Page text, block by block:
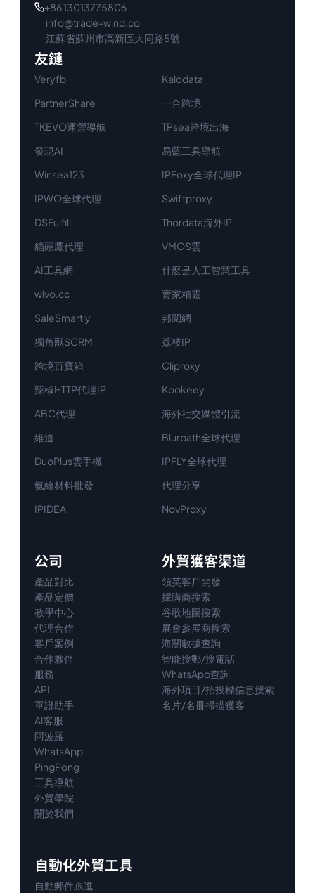
+86 13013775806
info@trade-wind.co
江蘇省蘇州市高新區大同路5號
友鏈
Veryfb
Kalodata
PartnerShare
一合跨境
TKEVO運營導航
TPsea跨境出海
發現AI
易藍工具導航
Winsea123
IPFoxy全球代理IP
IPWO全球代理
Swiftproxy
DSFulfill
Thordata海外IP
貓頭鷹代理
VMOS雲
AI工具網
什麼是人工智慧工具
wivo.cc
賣家精靈
SaleSmartly
邦閱網
獨角獸SCRM
荔枝IP
跨境百寶箱
Cliproxy
辣椒HTTP代理IP
Kookeey
ABC代理
海外社交媒體引流
維道
Blurpath全球代理
DuoPlus雲手機
IPFLY全球代理
氨綸材料批發
代理分享
IPIDEA
NovProxy
公司
產品對比
產品定價
教學中心
代理合作
客戶案例
合作夥伴
服務
API
單證助手
AI客服
阿波羅
WhatsApp
PingPong
工具導航
外貿學院
關於我們
外貿獲客渠道
領英客戶開發
採購商搜索
谷歌地圖搜索
展會參展商搜索
海關數據查詢
智能搜郵/搜電話
WhatsApp查詢
海外項目/招投標信息搜索
名片/名冊掃描獲客
自動化外貿工具
自動郵件跟進